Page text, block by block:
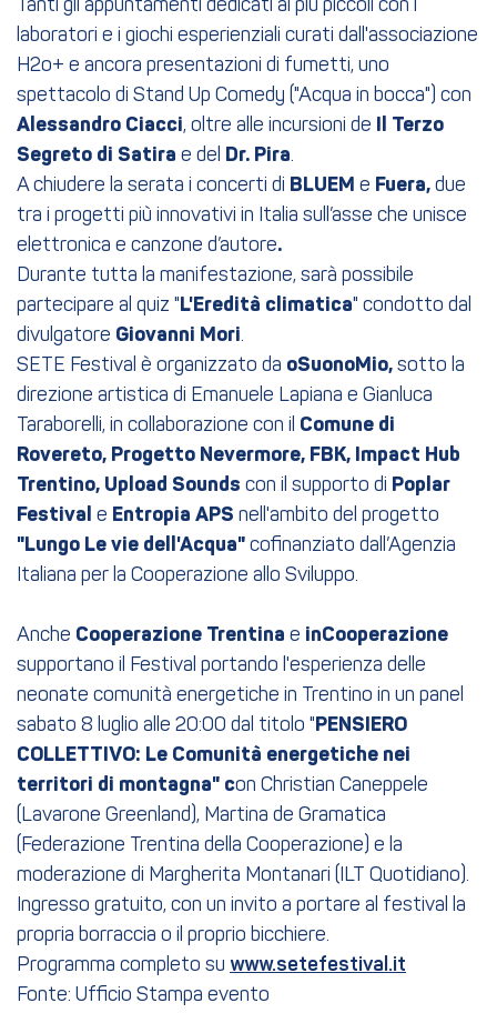
Tanti gli appuntamenti dedicati ai più piccoli con i
laboratori e i giochi esperienziali curati dall'associazione
H2o+ e ancora presentazioni di fumetti, uno
spettacolo di Stand Up Comedy ("Acqua in bocca") con
Alessandro Ciacci, oltre alle incursioni de Il Terzo
Segreto di Satira e del Dr. Pira.
A chiudere la serata i concerti di BLUEM e Fuera, due
tra i progetti più innovativi in Italia sull’asse che unisce
elettronica e canzone d’autore.
Durante tutta la manifestazione, sarà possibile
partecipare al quiz "L'Eredità climatica" condotto dal
divulgatore Giovanni Mori.
SETE Festival è organizzato da oSuonoMio, sotto la
direzione artistica di Emanuele Lapiana e Gianluca
Taraborelli, in collaborazione con il Comune di
Rovereto, Progetto Nevermore, FBK, Impact Hub
Trentino, Upload Sounds con il supporto di Poplar
Festival e Entropia APS nell'ambito del progetto
"Lungo Le vie dell'Acqua" cofinanziato dall’Agenzia
Italiana per la Cooperazione allo Sviluppo.
Anche Cooperazione Trentina e inCooperazione
supportano il Festival portando l'esperienza delle
neonate comunità energetiche in Trentino in un panel
sabato 8 luglio alle 20:00 dal titolo "PENSIERO
COLLETTIVO: Le Comunità energetiche nei
territori di montagna" con Christian Caneppele
(Lavarone Greenland), Martina de Gramatica
(Federazione Trentina della Cooperazione) e la
moderazione di Margherita Montanari (ILT Quotidiano).
Ingresso gratuito, con un invito a portare al festival la
propria borraccia o il proprio bicchiere.
Programma completo su www.setefestival.it
Fonte: Ufficio Stampa evento